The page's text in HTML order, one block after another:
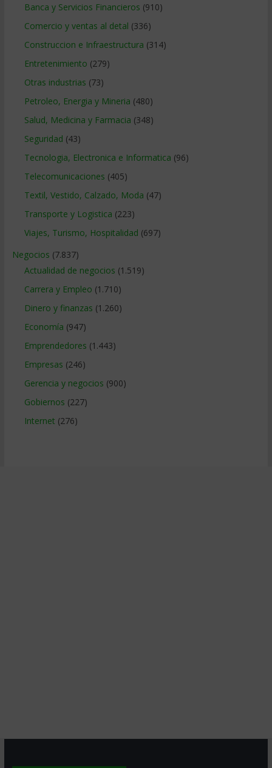
Banca y Servicios Financieros (910)
Comercio y ventas al detal (336)
Construccion e Infraestructura (314)
Entretenimiento (279)
Otras industrias (73)
Petroleo, Energia y Mineria (480)
Salud, Medicina y Farmacia (348)
Seguridad (43)
Tecnologia, Electronica e Informatica (96)
Telecomunicaciones (405)
Textil, Vestido, Calzado, Moda (47)
Transporte y Logistica (223)
Viajes, Turismo, Hospitalidad (697)
Negocios (7.837)
Actualidad de negocios (1.519)
Carrera y Empleo (1.710)
Dinero y finanzas (1.260)
Economía (947)
Emprendedores (1.443)
Empresas (246)
Gerencia y negocios (900)
Gobiernos (227)
Internet (276)